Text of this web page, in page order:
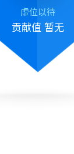
虚位以待
贡献值 暂无